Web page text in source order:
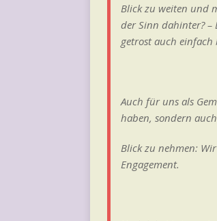
Blick zu weiten und
der Sinn dahinter? –
getrost auch
Auch für uns als
haben, sondern
Blick zu nehmen:
Engagement.